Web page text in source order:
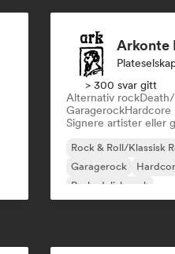
Arkonte
> 300 svar gitt
Alternativ rock
GaragerockHardcore
Signere artister eller
Rock & Roll/Klassisk
Garagerock
Psykedelisk rock